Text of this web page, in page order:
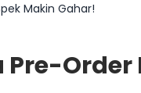
Makin Gahar!
Pre-